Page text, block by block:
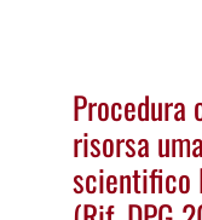
Procedura
risorsa
scientifico